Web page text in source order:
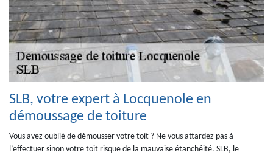
SLB, votre expert à Locquenole en
démoussage de toiture
Vous avez oublié de démousser votre toit ? Ne vous attardez pas à
l’effectuer sinon votre toit risque de la mauvaise étanchéité. SLB, le